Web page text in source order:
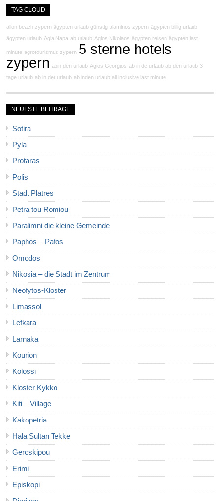
TAG CLOUD
alion beach zypern ägypten urlaub günstig alaminos zypern ägypten billig urlaub
ägypten urlaub Agia Napa ab urlaub Agios Nikolaos ägypten reisen ägypten last
minute agrotourismus zypern 5 sterne hotels
zypern abin den urlaub Agios Georgios ab in de urlaub ab den urlaub 3
tage urlaub ab in der urlaub ab inden urlaub all inclusive last minute
NEUESTE BEITRÄGE
Sotira
Pyla
Protaras
Polis
Stadt Platres
Petra tou Romiou
Paralimni die kleine Gemeinde
Paphos – Pafos
Omodos
Nikosia – die Stadt im Zentrum
Neofytos-Kloster
Limassol
Lefkara
Larnaka
Kourion
Kolossi
Kloster Kykko
Kiti – Village
Kakopetria
Hala Sultan Tekke
Geroskipou
Erimi
Episkopi